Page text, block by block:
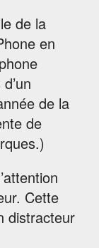
de la
en
de la
de
Cette
distracteur